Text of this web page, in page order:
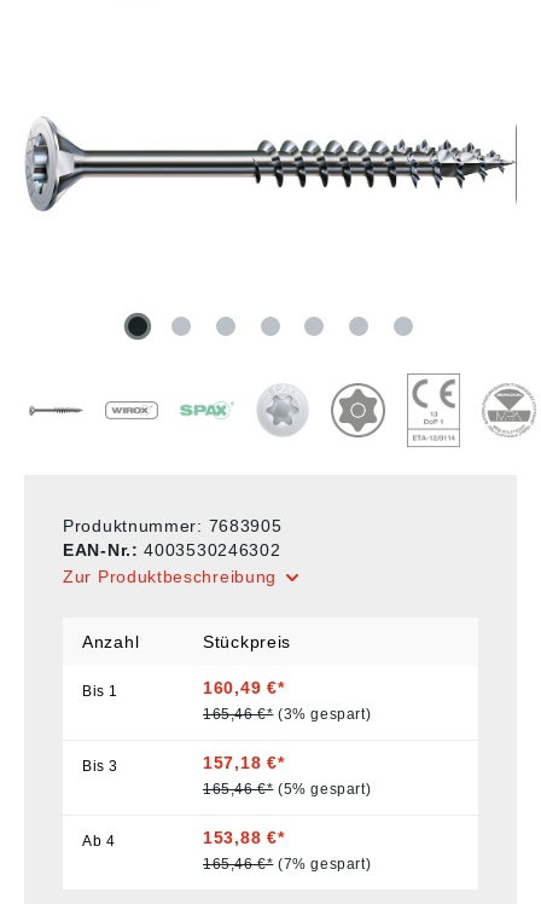
Produktnummer: 7683905
EAN-Nr.:4003530246302
Zur Produktbeschreibung
Anzahl Stückpreis
Bis 1 160,49 €*
165,46 €* (3% gespart)
Bis3 157,18 €*
165,46 €* (5% gespart)
Ab 4 153,88 €*
165,46 €* (7% gespart)